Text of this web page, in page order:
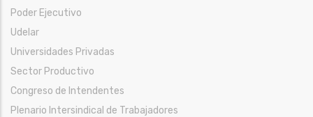
Poder Ejecutivo
Udelar
Universidades Privadas
Sector Productivo
Congreso de Intendentes
Plenario Intersindical de Trabajadores